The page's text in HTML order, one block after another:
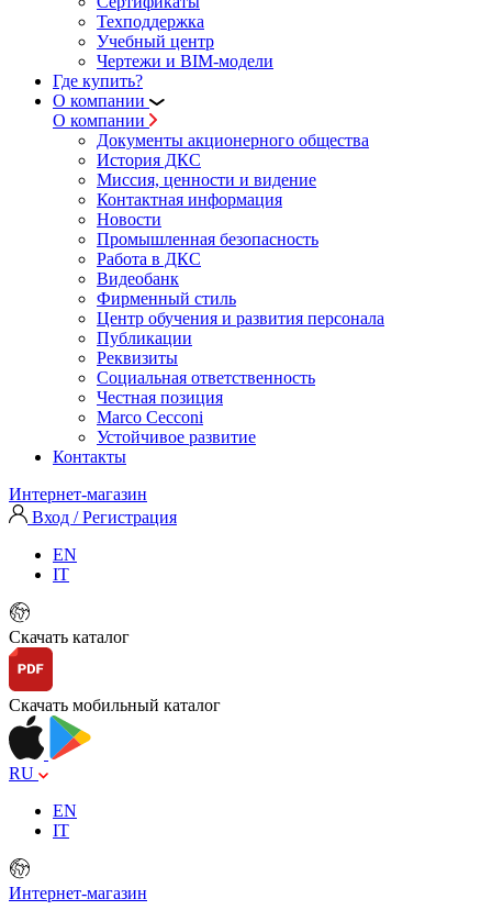
Техподдержка
Учебный центр
Чертежи и BIM-модели
Где купить?
О компании
О компании
Документы акционерного общества
История ДКС
Миссия, ценности и видение
Контактная информация
Новости
Промышленная безопасность
Работа в ДКС
Видеобанк
Фирменный стиль
Центр обучения и развития персонала
Публикации
Реквизиты
Социальная ответственность
Честная позиция
Marco Cecconi
Устойчивое развитие
Контакты
Интернет-магазин
Вход / Регистрация
EN
IT
Скачать каталог
Скачать мобильный каталог
RU
EN
IT
Интернет-магазин